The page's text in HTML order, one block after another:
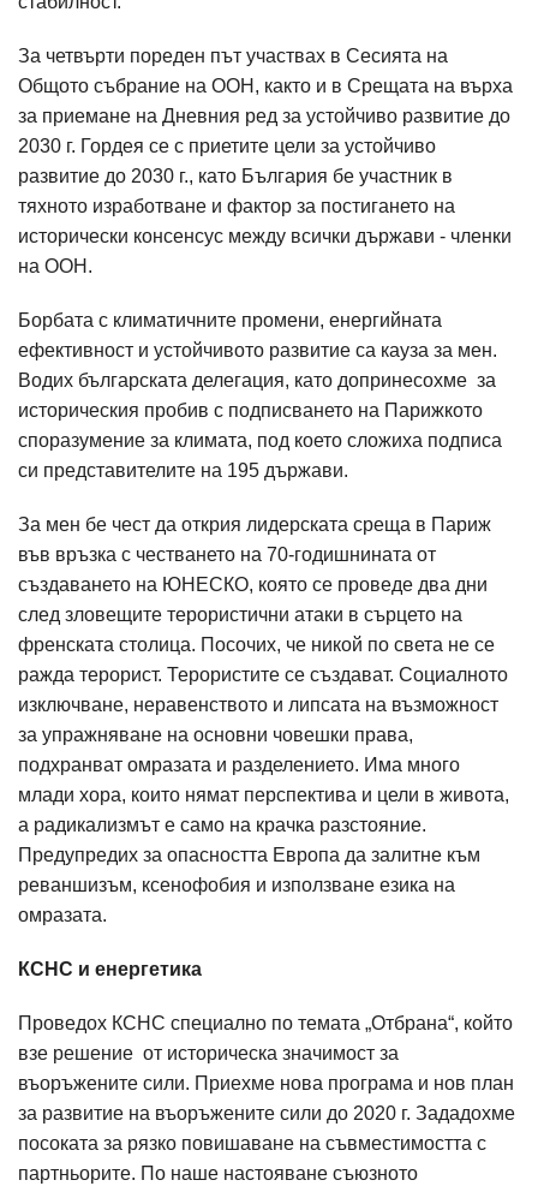
За четвърти пореден път участвах в Сесията на
Общото събрание на ООН, както и в Срещата на върха
за приемане на Дневния ред за устойчиво развитие до
2030 г. Гордея се с приетите цели за устойчиво
развитие до 2030 г., като България бе участник в
тяхното изработване и фактор за постигането на
исторически консенсус между всички държави - членки
на ООН.
Борбата с климатичните промени, енергийната
ефективност и устойчивото развитие са кауза за мен.
Водих българската делегация, като допринесохме за
историческия пробив с подписването на Парижкото
споразумение за климата, под което сложиха подписа
си представителите на 195 държави.
За мен бе чест да открия лидерската среща в Париж
във връзка с честването на 70-годишнината от
създаването на ЮНЕСКО, която се проведе два дни
след зловещите терористични атаки в сърцето на
френската столица. Посочих, че никой по света не се
ражда терорист. Терористите се създават. Социалното
изключване, неравенството и липсата на възможност
за упражняване на основни човешки права,
подхранват омразата и разделението. Има много
млади хора, които нямат перспектива и цели в живота,
а радикализмът е само на крачка разстояние.
Предупредих за опасността Европа да залитне към
реваншизъм, ксенофобия и използване езика на
омразата.
КСНС и енергетика
Проведох КСНС специално по темата „Отбрана“, който
взе решение от историческа значимост за
въоръжените сили. Приехме нова програма и нов план
за развитие на въоръжените сили до 2020 г. Зададохме
посоката за рязко повишаване на съвместимостта с
партньорите. По наше настояване съюзното